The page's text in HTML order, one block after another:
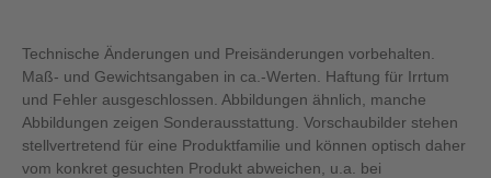
Technische Änderungen und Preisänderungen vorbehalten.
Maß- und Gewichtsangaben in ca.-Werten. Haftung für Irrtum
und Fehler ausgeschlossen. Abbildungen ähnlich, manche
Abbildungen zeigen Sonderausstattung. Vorschaubilder stehen
stellvertretend für eine Produktfamilie und können optisch daher
vom konkret gesuchten Produkt abweichen, u.a. bei